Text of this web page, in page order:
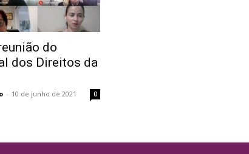
do
dos Direitos da
- 10 de junho de 2021 0